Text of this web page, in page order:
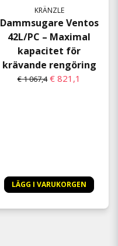
KRÄNZLE
Dammsugare Ventos
42L/PC – Maximal
kapacitet för
krävande rengöring
€ 1 067,4 € 821,1
LÄGG I VARUKORGEN